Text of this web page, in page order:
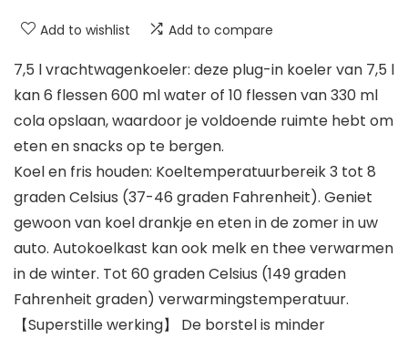
Add to wishlist Add to compare
7,5 l vrachtwagenkoeler: deze plug-in koeler van 7,5 l
kan 6 flessen 600 ml water of 10 flessen van 330 ml
cola opslaan, waardoor je voldoende ruimte hebt om
eten en snacks op te bergen.
Koel en fris houden: Koeltemperatuurbereik 3 tot 8
graden Celsius (37-46 graden Fahrenheit). Geniet
gewoon van koel drankje en eten in de zomer in uw
auto. Autokoelkast kan ook melk en thee verwarmen
in de winter. Tot 60 graden Celsius (149 graden
Fahrenheit graden) verwarmingstemperatuur.
【Superstille werking】 De borstel is minder